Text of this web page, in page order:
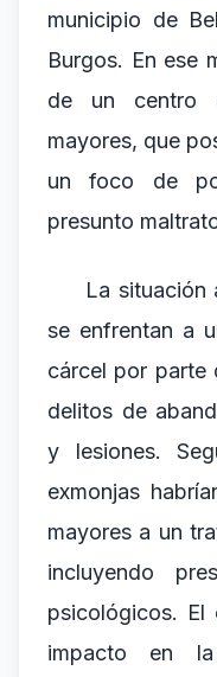
municipio de
Burgos. En ese
de un centro
mayores, que
un foco de
presunto
La situación
se enfrentan a
cárcel por parte
delitos de
y lesiones.
exmonjas
mayores a un
incluyendo
psicológicos. El
impacto en